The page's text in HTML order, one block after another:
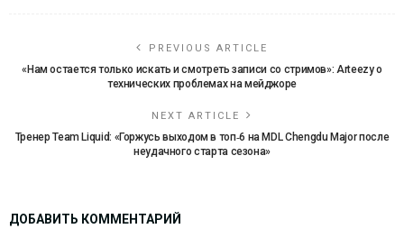
PREVIOUS ARTICLE
«Нам остается только искать и смотреть записи со стримов»: Arteezy о
технических проблемах на мейджоре
NEXT ARTICLE
Тренер Team Liquid: «Горжусь выходом в топ‑6 на MDL Chengdu Major после
неудачного старта сезона»
ДОБАВИТЬ КОММЕНТАРИЙ